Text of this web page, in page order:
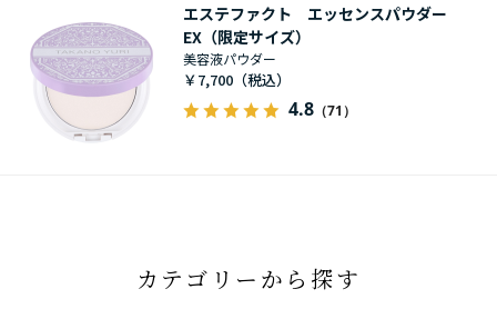
エステファクト エッセンスパウダー
EX（限定サイズ）
美容液パウダー
￥7,700
4.8 （71）
カテゴリーから探す